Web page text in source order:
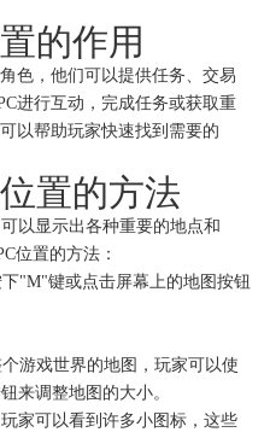
的作用
色，他们可以提供任务、交易
进行互动，完成任务或获取重
以帮助玩家快速找到需要的
置的方法
以显示出各种重要的地点和
位置的方法：
"M"键或点击屏幕上的地图按钮
游戏世界的地图，玩家可以使
来调整地图的大小。
家可以看到许多小图标，这些